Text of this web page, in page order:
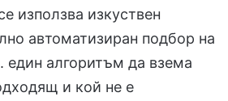
използва изкуствен
автоматизиран подбор на
един алгоритъм да взема
и кой не е